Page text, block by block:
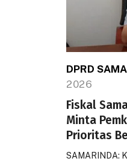
DPRD
2026
Fiskal
Minta
Prioritas
SAMARINDA: